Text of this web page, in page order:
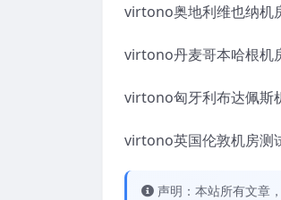
virtono奥地利维也纳机
virtono丹麦哥本哈根机
virtono匈牙利布达佩斯
virtono英国伦敦机房测
声明：本站所有文章